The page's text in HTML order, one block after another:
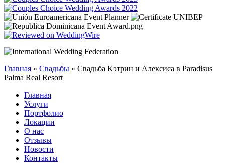
Главная » Свадьбы » Свадьба Кэтрин и Алексиса в Paradisus
Palma Real Resort
Главная
Услуги
Портфолио
Локации
О нас
Отзывы
Новости
Контакты